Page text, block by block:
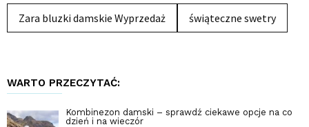
Zara bluzki damskie Wyprzedaż świąteczne swetry
WARTO PRZECZYTAĆ:
Kombinezon damski – sprawdź ciekawe opcje na co
dzień i na wieczór